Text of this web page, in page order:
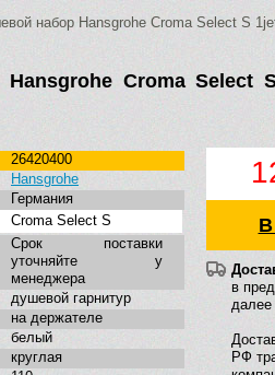
набор Hansgrohe Croma Select S
Croma Select
В
в
далее
РФ
26420400
Hansgrohe
Германия
Croma Select S
Срок поставки
уточняйте у
менеджера
душевой гарнитур
на держателе
белый
круглая